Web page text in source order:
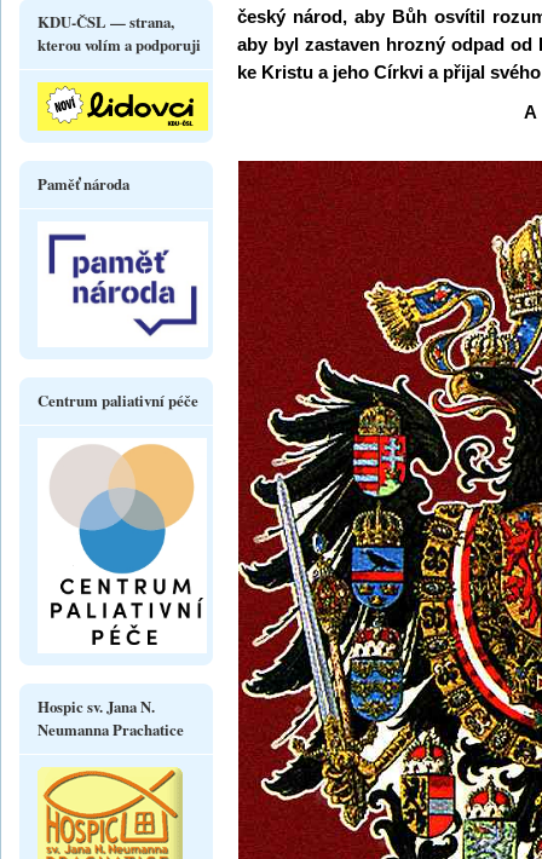
český národ, aby Bůh osvítil
aby byl zastaven hrozný odpad od
ke Kristu a jeho Církvi a přijal
A
KDU-ČSL — strana,
kterou volím a podporuji
Paměť národa
Centrum paliativní péče
Hospic sv. Jana N.
Neumanna Prachatice